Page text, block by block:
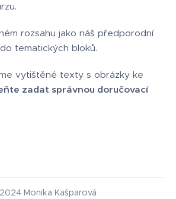
rozsahu jako náš předporodní
tematických bloků.
vytištěné texty s obrázky ke
zadat správnou doručovací
Monika Kašparová